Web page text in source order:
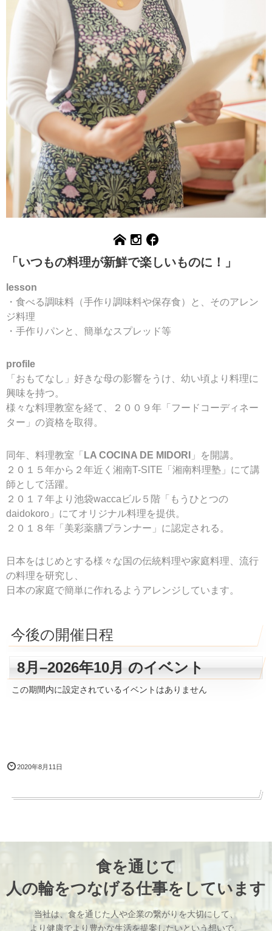
「いつもの料理が新鮮で楽しいものに！」
lesson
・食べる調味料（手作り調味料や保存食）と、そのアレン
ジ料理
・手作りパンと、簡単なスプレッド等
profile
「おもてなし」好きな母の影響をうけ、幼い頃より料理に
興味を持つ。
様々な料理教室を経て、２００９年「フードコーディネー
ター」の資格を取得。
同年、料理教室「 LA COCINA DE MIDORI
」を開講。
２０１５年から２年近く湘南T-SITE「湘南料理塾」にて講
師として活躍。
２０１７年より池袋waccaビル５階「もうひとつの
daidokoro」にてオリジナル料理を提供。
２０１８年「美彩薬膳プランナー」に認定される。
日本をはじめとする様々な国の伝統料理や家庭料理、流行
の料理を研究し、
日本の家庭で簡単に作れるようアレンジしています。
今後の開催日程
8月–2026年10月 のイベント
この期間内に設定されているイベントはありません
2020年8月11日
食を通じて
人の輪をつなげる仕事をしています
当社は、食を通じた人や企業の繋がりを大切にして、
より健康でより豊かな生活を提案したいという想いで、